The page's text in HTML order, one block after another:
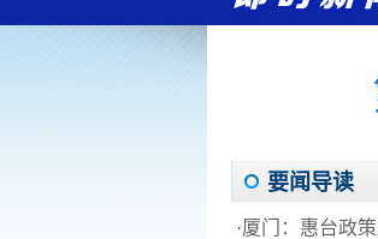
要闻导读
·厦门：惠台政